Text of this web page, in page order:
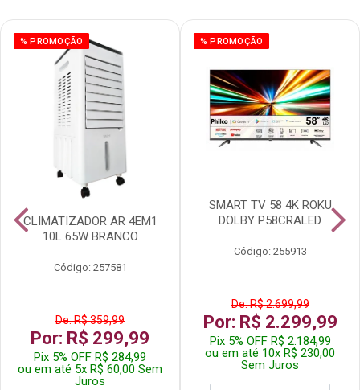
% PROMOÇÃO
CLIMATIZADOR AR 4EM1
10L 65W BRANCO
Código: 257581
De: R$ 359,99
Por: R$ 299,99
Pix 5% OFF R$ 284,99
ou em até 5x R$ 60,00 Sem
Juros
% PROMOÇÃO
SMART TV 58 4K ROKU
DOLBY P58CRALED
Código: 255913
De: R$ 2.699,99
Por: R$ 2.299,99
Pix 5% OFF R$ 2.184,99
ou em até 10x R$ 230,00
Sem Juros